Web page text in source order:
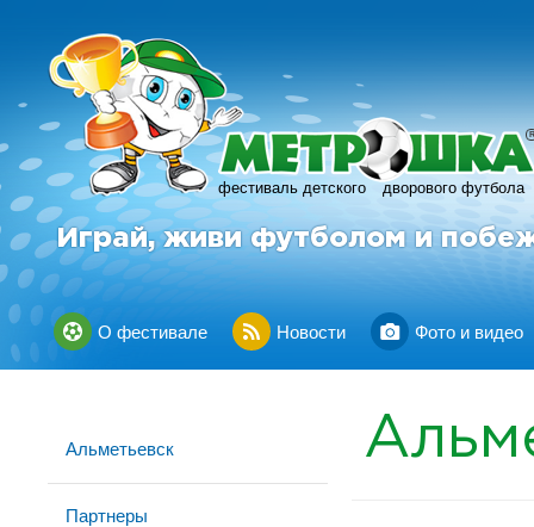
фестиваль детского дворового футбола
R
Играй, живи футболом и
О фестивале Новости Фото и видео
Альметьевск
Партнеры